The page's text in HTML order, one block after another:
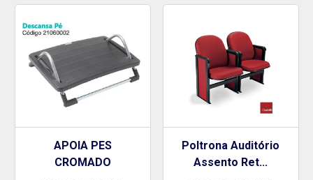
APOIA PES
CROMADO
Poltrona Auditório
Assento Ret...